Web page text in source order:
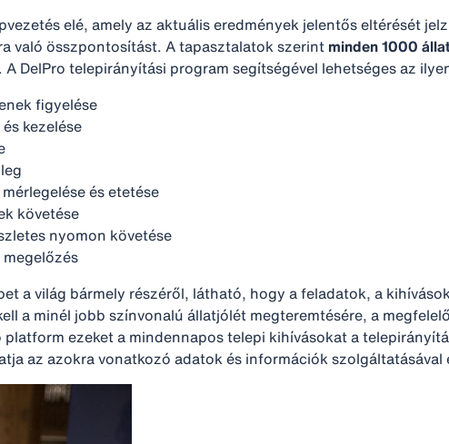
elé, amely az aktuális eredmények jelentős eltérését
való összpontosítást. A tapasztalatok szerint minden 1000
. A DelPro telepirányítási program segítségével lehetséges az
figyelése
kezelése
és etetése
követése
nyomon követése
a világ bármely részéről, látható, hogy a feladatok, a
a minél jobb színvonalú állatjólét megteremtésére, a
ezeket a mindennapos telepi kihívásokat a
az azokra vonatkozó adatok és információk szolgáltatásával